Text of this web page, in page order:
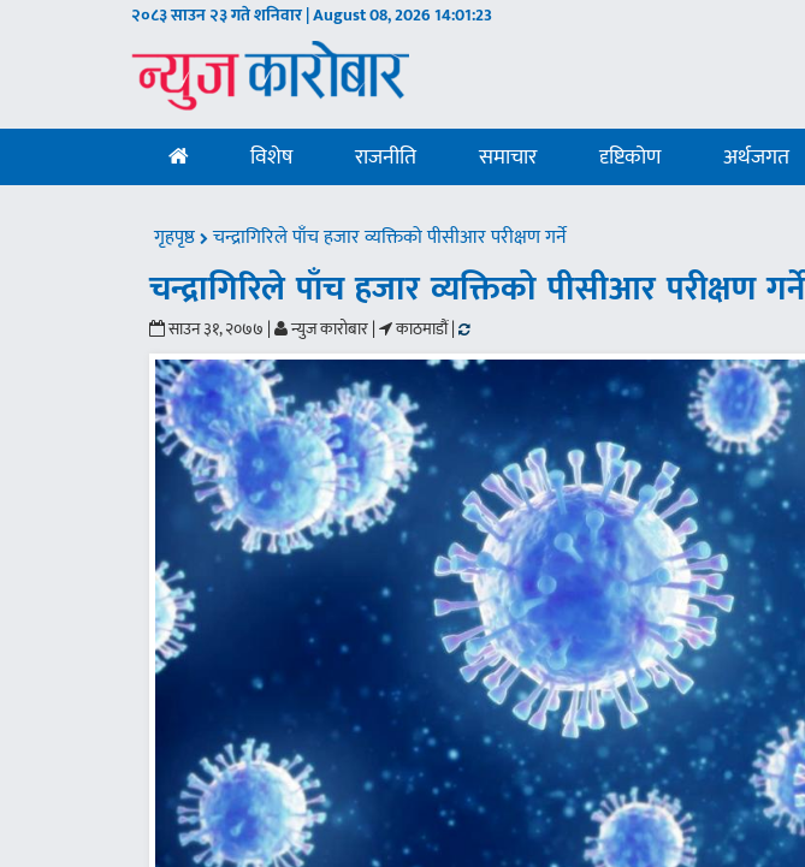
२०८३ साउन २३ गते शनिवार | August 08, 202614:01:24
विशेष राजनीति समाचार दृष्टिकोण अर्थजगत
गृहपृष्ठ चन्द्रागिरिले पाँच हजार व्यक्तिको पीसीआर परीक्षण गर्ने
चन्द्रागिरिले पाँच हजार व्यक्तिको पीसीआर परीक्षण गर्ने
साउन ३१, २०७७ | न्युज कारोबार | काठमाडौं |